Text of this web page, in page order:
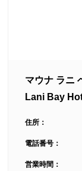
マウナ ラニ
Lani Bay
住所：
電話番号：
営業時間：